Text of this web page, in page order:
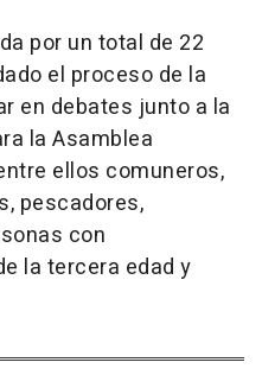
por un total de 22
el proceso de la
en debates junto a la
la Asamblea
ellos comuneros,
pescadores,
con
la tercera edad y